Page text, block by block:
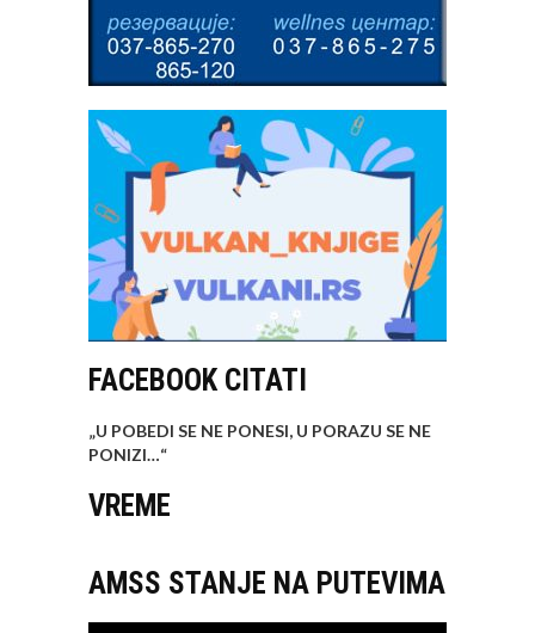
FACEBOOK CITATI
„U POBEDI SE NE PONESI, U PORAZU SE NE
PONIZI…“
VREME
AMSS STANJE NA PUTEVIMA